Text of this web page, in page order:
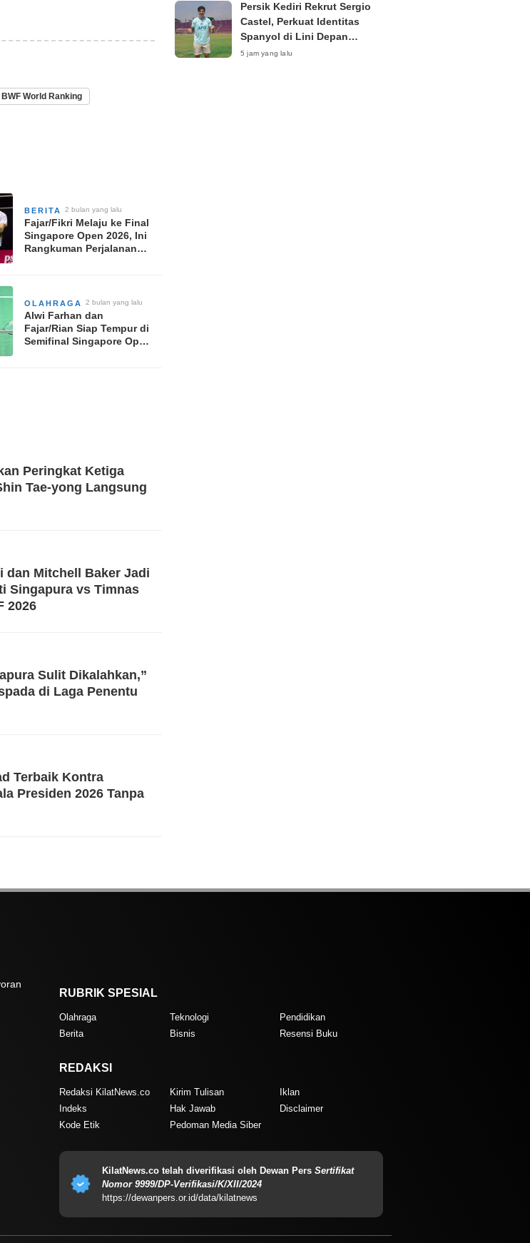
BWF World Ranking
BERITA 2 bulan yang lalu
Fajar/Fikri Melaju ke Final
Singapore Open 2026, Ini
Rangkuman Perjalanan
OLAHRAGA 2 bulan yang lalu
Alwi Farhan dan
Fajar/Rian Siap Tempur di
Semifinal Singapore Open
Peringkat Ketiga
Tae-yong Langsung
dan Mitchell Baker Jadi
Singapura vs Timnas
2026
Sulit Dikalahkan,”
di Laga Penentu
Terbaik Kontra
Presiden 2026 Tanpa
Persik Kediri Rekrut Sergio
Castel, Perkuat Identitas
Spanyol di Lini Depan
Menjelang Super League
5 jam yang lalu
RUBRIK SPESIAL
Olahraga Teknologi
Pendidikan
Berita
Bisnis Resensi Buku
REDAKSI
Redaksi KilatNews.co Kirim Tulisan
Iklan
Indeks
Hak Jawab
Disclaimer
Kode Etik
Pedoman Media Siber
KilatNews.co telah diverifikasi oleh Dewan Pers Sertifikat
Nomor 9999/DP-Verifikasi/K/XII/2024
https://dewanpers.or.id/data/kilatnews